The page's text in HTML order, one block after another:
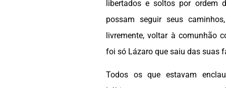
libertados e soltos por ordem
possam seguir seus
livremente, voltar à comunhão
foi só Lázaro que saiu das suas
Todos os que estavam